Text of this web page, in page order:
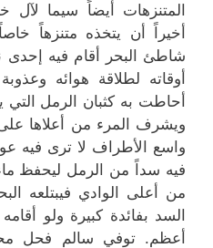
المتنزهات أيضاً سيما
أخيراً أن يتخذه متنزهاً
شاطئ البحر أقام فيه
أوقاته لطلاقة هوائه
أحاطت به كثبان الرمل
ويشرف المرء من أعلاها
واسع الأطراف لا ترى فيه
فيه سداً من الرمل ليحفظ
من أعلى الوادي فيبتلعه
السد بفائدة كبيرة ولو
أعظم. توفي سالم فحل